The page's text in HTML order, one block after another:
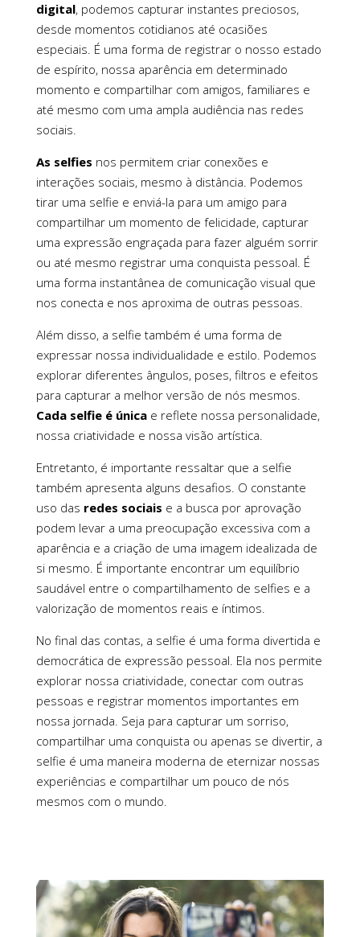
digital, podemos capturar instantes preciosos,
desde momentos cotidianos até ocasiões
especiais. É uma forma de registrar o nosso estado
de espírito, nossa aparência em determinado
momento e compartilhar com amigos, familiares e
até mesmo com uma ampla audiência nas redes
sociais.
As selfies nos permitem criar conexões e
interações sociais, mesmo à distância. Podemos
tirar uma selfie e enviá-la para um amigo para
compartilhar um momento de felicidade, capturar
uma expressão engraçada para fazer alguém sorrir
ou até mesmo registrar uma conquista pessoal. É
uma forma instantânea de comunicação visual que
nos conecta e nos aproxima de outras pessoas.
Além disso, a selfie também é uma forma de
expressar nossa individualidade e estilo. Podemos
explorar diferentes ângulos, poses, filtros e efeitos
para capturar a melhor versão de nós mesmos.
Cada selfie é única e reflete nossa personalidade,
nossa criatividade e nossa visão artística.
Entretanto, é importante ressaltar que a selfie
também apresenta alguns desafios. O constante
uso das redes sociais e a busca por aprovação
podem levar a uma preocupação excessiva com a
aparência e a criação de uma imagem idealizada de
si mesmo. É importante encontrar um equilíbrio
saudável entre o compartilhamento de selfies e a
valorização de momentos reais e íntimos.
No final das contas, a selfie é uma forma divertida e
democrática de expressão pessoal. Ela nos permite
explorar nossa criatividade, conectar com outras
pessoas e registrar momentos importantes em
nossa jornada. Seja para capturar um sorriso,
compartilhar uma conquista ou apenas se divertir, a
selfie é uma maneira moderna de eternizar nossas
experiências e compartilhar um pouco de nós
mesmos com o mundo.